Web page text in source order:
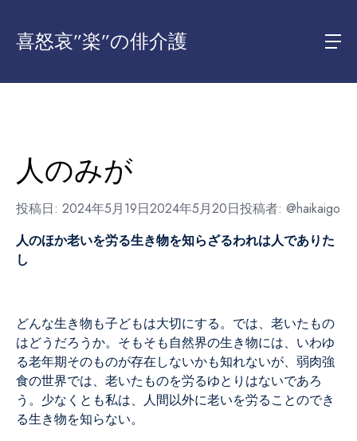
喜怒哀”楽”の俳介護
人のみが
投稿日: 2024年5月19日2024年5月20日投稿者: @haikaigo
人のほか老いを労る生き物を知らざるわれは人でありた
し
どんな生き物も子どもは大切にする。では、老いたもの
はどうだろうか。そもそも自然界の生き物には、いわゆ
る老年期そのものが存在しないかも知れないが、弱肉強
食の世界では、老いたものを労るゆとりはないであろ
う。少なくとも私は、人間以外に老いを労ることのでき
る生き物を知らない。